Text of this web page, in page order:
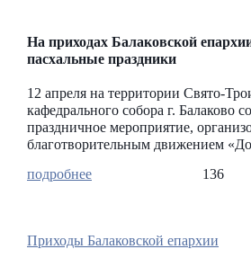
На приходах Балаковской
пасхальные праздники
12 апреля на территории Свято-
кафедрального собора г. Балаково
праздничное мероприятие,
благотворительным движением
136
Приходы Балаковской епархии